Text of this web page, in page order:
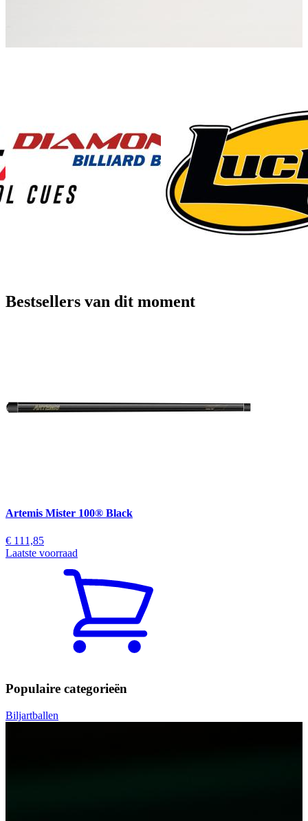
Bestsellers van dit moment
Artemis Mister 100® Black
€ 111,85
Laatste voorraad
Populaire categorieën
Biljartballen